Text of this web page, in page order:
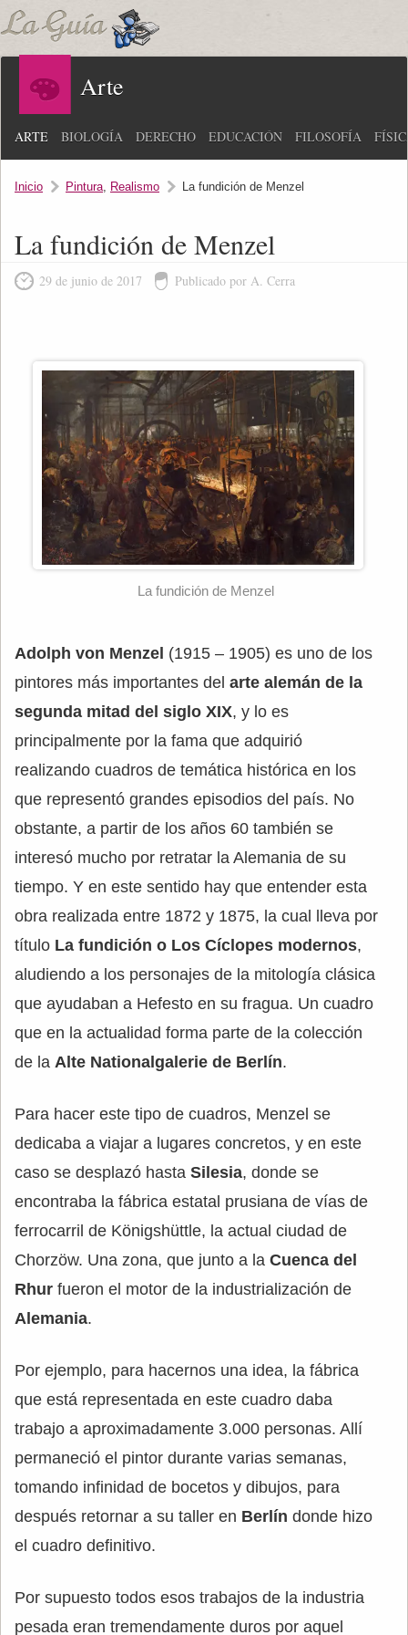
Arte
ARTE BIOLOGÍA DERECHO EDUCACIÓN FILOSOFÍA
Inicio Pintura, Realismo La fundición de Menzel
La fundición de Menzel
29 de junio de 2017 Publicado por A. Cerra
La fundición de Menzel
Adolph von Menzel (1915 – 1905) es uno de los
pintores más importantes del arte alemán de la
segunda mitad del siglo XIX, y lo es
principalmente por la fama que adquirió
realizando cuadros de temática histórica en los
que representó grandes episodios del país. No
obstante, a partir de los años 60 también se
interesó mucho por retratar la Alemania de su
tiempo. Y en este sentido hay que entender esta
obra realizada entre 1872 y 1875, la cual lleva por
título La fundición o Los Cíclopes modernos,
aludiendo a los personajes de la mitología clásica
que ayudaban a Hefesto en su fragua. Un cuadro
que en la actualidad forma parte de la colección
de la Alte Nationalgalerie de Berlín.
Para hacer este tipo de cuadros, Menzel se
dedicaba a viajar a lugares concretos, y en este
caso se desplazó hasta Silesia, donde se
encontraba la fábrica estatal prusiana de vías de
ferrocarril de Königshüttle, la actual ciudad de
Chorzöw. Una zona, que junto a la Cuenca del
Rhur fueron el motor de la industrialización de
Alemania.
Por ejemplo, para hacernos una idea, la fábrica
que está representada en este cuadro daba
trabajo a aproximadamente 3.000 personas. Allí
permaneció el pintor durante varias semanas,
tomando infinidad de bocetos y dibujos, para
después retornar a su taller en Berlín donde hizo
el cuadro definitivo.
Por supuesto todos esos trabajos de la industria
pesada eran tremendamente duros por aquel